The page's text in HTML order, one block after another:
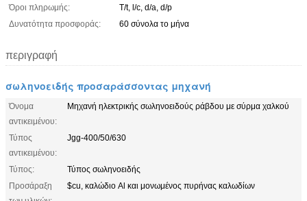
Όροι πληρωμής:
T/t, l/c, d/a, d/p
Δυνατότητα προσφοράς:
60 σύνολα το μήνα
περιγραφή
σωληνοειδής προσαράσσοντας μηχανή
Όνομα
αντικειμένου:
Μηχανή ηλεκτρικής σωληνοειδούς ράβδου με σύρμα χαλκού
Τύπος
αντικειμένου:
Jgg-400/50/630
Τύπος:
Τύπος σωληνοειδής
Προσάραξη
$cu, καλώδιο Al και μονωμένος πυρήνας καλωδίων